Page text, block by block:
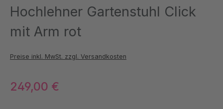
Hochlehner Gartenstuhl Click
mit Arm rot
Preise inkl. MwSt. zzgl. Versandkosten
249,00 €